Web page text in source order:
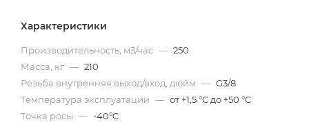
Характеристики
Производительность, м3/час — 250
Масса, кг — 210
Резьба внутренняя выход/вход, дюйм — G3/8
Температура эксплуатации — от +1,5 °C до +50 °C
Точка росы — -40°C